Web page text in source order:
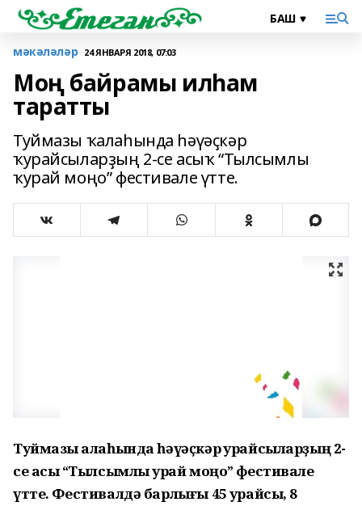
мәкәләләр 24 ЯНВАРЯ 2018, 07:03
Моң байрамы илһам
таратты
Туймазы ҡалаһында һәүәҫкәр
ҡурайсыларҙың 2-се асыҡ “Тылсымлы
ҡурай моңо” фестивале үтте.
Туймазы ҡалаһында һәүәҫкәр ҡурайсыларҙың 2-
се асыҡ “Тылсымлы ҡурай моңо” фестивале
үтте. Фестивалдә барлығы 45 ҡурайсы, 8